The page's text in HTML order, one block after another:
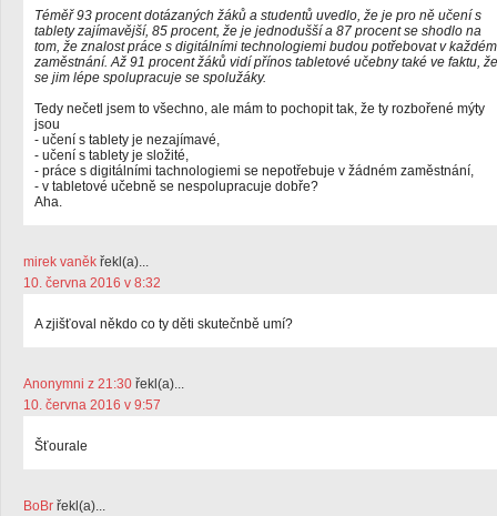
Téměř 93 procent dotázaných žáků a studentů uvedlo, že je pro ně učení s
tablety zajímavější, 85 procent, že je jednodušší a 87 procent se shodlo na
tom, že znalost práce s digitálními technologiemi budou potřebovat v každém
zaměstnání. Až 91 procent žáků vidí přínos tabletové učebny také ve faktu, že
se jim lépe spolupracuje se spolužáky.
Tedy nečetl jsem to všechno, ale mám to pochopit tak, že ty rozbořené mýty
jsou
- učení s tablety je nezajímavé,
- učení s tablety je složité,
- práce s digitálními tachnologiemi se nepotřebuje v žádném zaměstnání,
- v tabletové učebně se nespolupracuje dobře?
Aha.
mirek vaněk řekl(a)...
10. června 2016 v 8:32
A zjišťoval někdo co ty děti skutečnbě umí?
Anonymni z 21:30 řekl(a)...
10. června 2016 v 9:57
Šťourale
BoBr řekl(a)...